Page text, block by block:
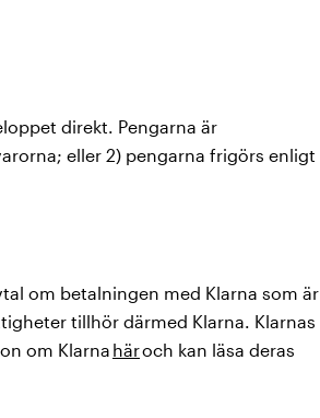
direkt. Pengarna är
eller 2) pengarna frigörs enligt
om betalningen med Klarna som är
tillhör därmed Klarna. Klarnas
om Klarna häroch kan läsa deras